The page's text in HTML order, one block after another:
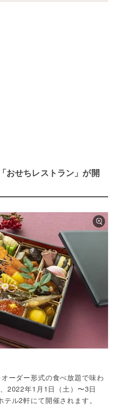
おせちレストラン」が開
ーダー形式の食べ放題で味わ
2022年1月1日（土）〜3日
テル2軒にて開催されます。